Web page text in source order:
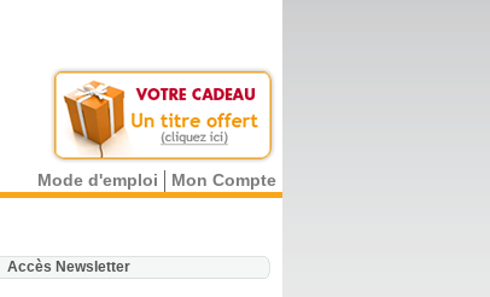
Mode d'emploi Mon Compte
Accès Newsletter